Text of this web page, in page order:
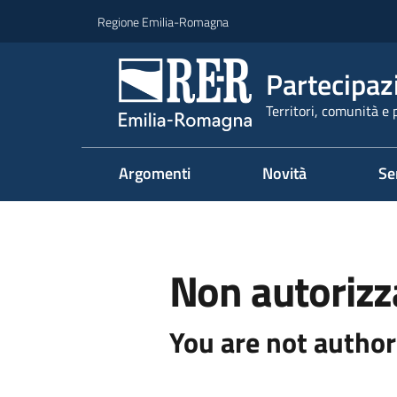
Regione Emilia-Romagna
Territori, comunità e
Argomenti Novità
Non
You are not